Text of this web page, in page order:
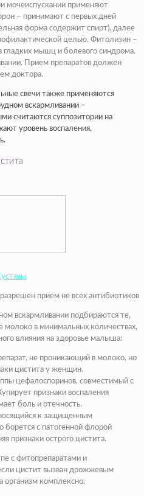
мочеиспускании применяют
– принимают с первых дней
форма содержит спирт), далее
целью. Фитолизин –
гладких мышц и болевого синдрома.
Прием препаратов должен
доктора.
свечи также применяются
вскармливании –
считаются суппозитории на
уровень воспаления,
прием не всех антибиотиков
вскармливании подбираются те,
молоко в минимальных количествах,
влияния на здоровье малыша:
не проникающий в молоко, но
цистита у женщин.
цефалоспоринов, совместимый с
признаки воспаления
боль и отечность.
к защищенным
с патогенной флорой
признаки острого цистита.
с фитопрепаратами и
цистит вызван дрожжевым
организм комплексно.